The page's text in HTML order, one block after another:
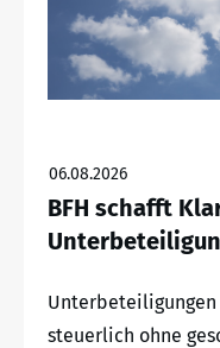
06.08.2026
BFH schafft
steuerlich ohne